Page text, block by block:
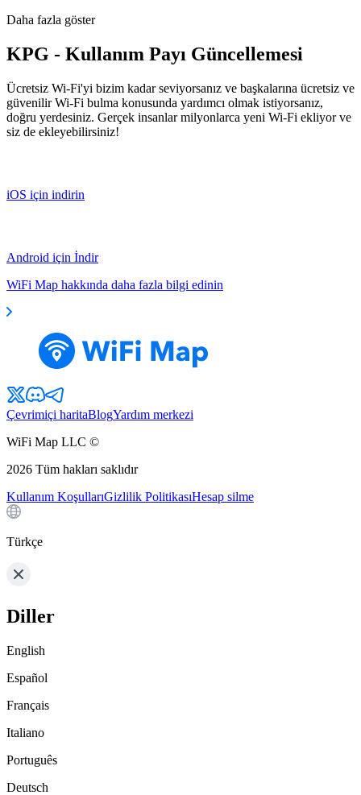
Daha fazla göster
KPG - Kullanım Payı Güncellemesi
Ücretsiz Wi-Fi'yi bizim kadar seviyorsanız ve başkalarına ücretsiz ve
güvenilir Wi-Fi bulma konusunda yardımcı olmak istiyorsanız,
doğru yerdesiniz. Gerçek insanlar milyonlarca yeni Wi-Fi ekliyor ve
siz de ekleyebilirsiniz!
iOS için indirin
Android için İndir
WiFi Map hakkında daha fazla bilgi edinin
Çevrimiçi haritaBlogYardım merkezi
WiFi Map LLC ©
2026 Tüm hakları saklıdır
Kullanım KoşullarıGizlilik PolitikasıHesap silme
Türkçe
Diller
English
Español
Français
Italiano
Português
Deutsch